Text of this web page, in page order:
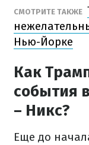
СМОТРИТЕ ТАКЖЕ
Нью-Йорке
Как
события
– Никс?
Еще до